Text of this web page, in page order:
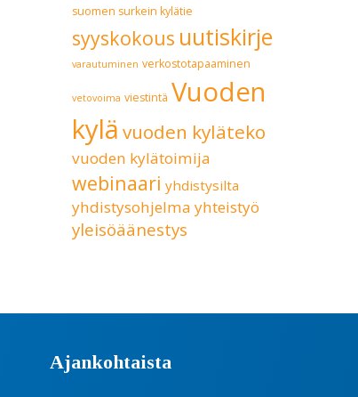
suomen surkein kylätie
syyskokous uutiskirje
varautuminen verkostotapaaminen
vetovoima viestintä Vuoden
kylä vuoden kyläteko
vuoden kylätoimija
webinaari yhdistysilta
yhdistysohjelma yhteistyö
yleisöäänestys
Ajankohtaista